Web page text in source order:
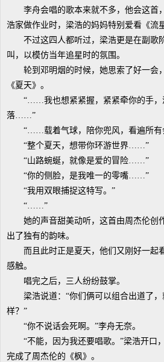
李舟会唱的歌本来就不多，他会这首
浩家做作业时，梁浩的妈妈特别爱看《流
不过这四人都听过，梁浩更是在副歌
叫，以模仿当年追星时的氛围。
轮到邓明烟的时候，她思索了好一会
《夏天》。
“……我也想紧紧握，紧紧牵你的手，
落……”
“……载着气球，陪你兜风，看遍所有
“整个夏天，想带你环游世界……”
“山路蜿蜒，就像是爱的冒险……”
“你的侧脸，是我唯一的零嘴……”
“我用双眼捕捉这特写。”
“……”
她的声音甜美动听，这首由周杰伦创
出了独有的韵味。
而且此时正是夏天，他们又刚好一起
感触。
唱完之后，三人纷纷鼓掌。
梁浩说道：“你们俩可以组合出道了，
样？”
“你不说话会死啊。”李舟无奈。
“不能，因为我还要唱歌。”梁浩开口，
完成了周杰伦的《枫》。